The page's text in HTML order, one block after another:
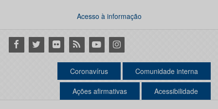
Acesso à informação
Facebook
Twitter Flickr RSS YoutubeInstagram
Coronavírus Comunidade interna
Ações afirmativas Acessibilidade